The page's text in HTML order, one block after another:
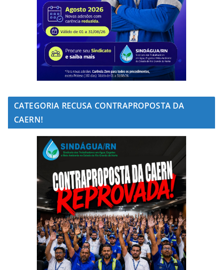
CATEGORIA RECUSA CONTRAPROPOSTA DA
CAERN!